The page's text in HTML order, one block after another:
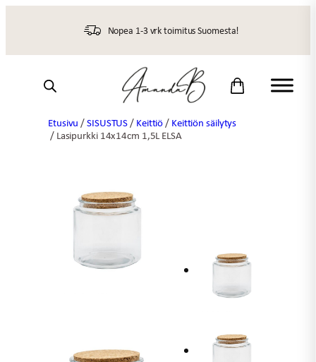
Nopea 1-3 vrk toimitus Suomesta!
Etusivu /SISUSTUS/ Keittiö/ Keittiön säilytys
/ Lasipurkki 14x14cm 1,5L ELSA